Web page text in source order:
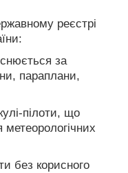
реєстрі
за
параплани,
пілоти, що
без корисного